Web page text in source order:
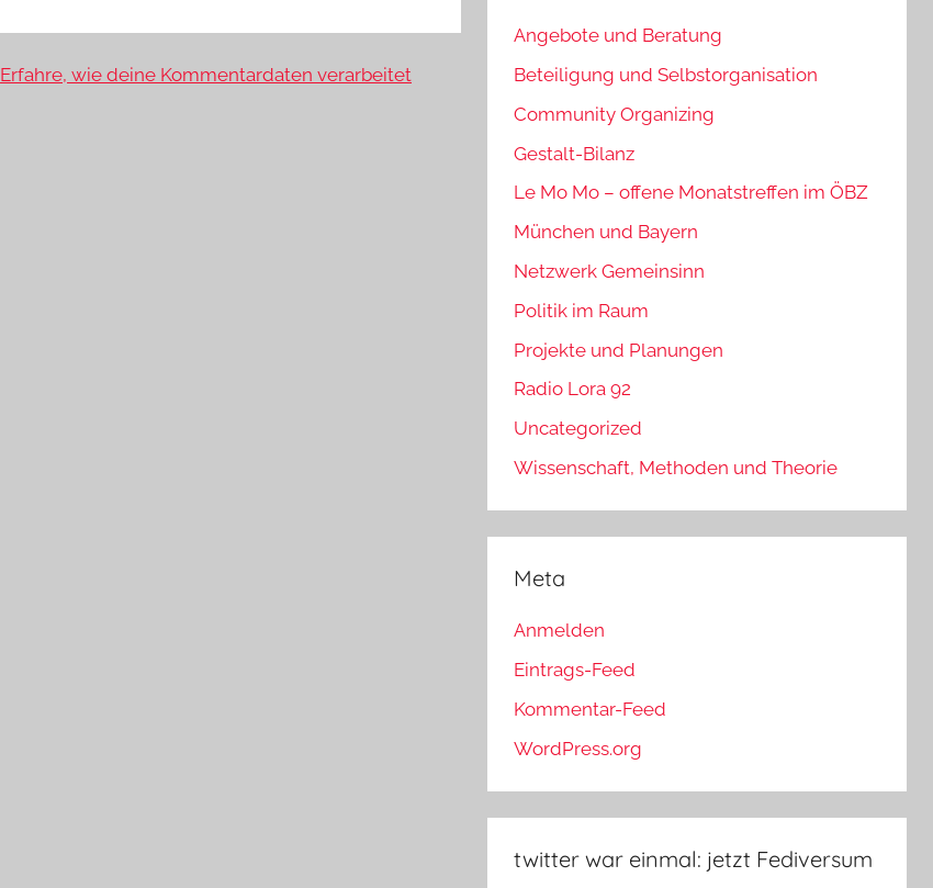
Erfahre, wie deine Kommentardaten verarbeitet
Angebote und Beratung
Beteiligung und Selbstorganisation
Community Organizing
Gestalt-Bilanz
Le Mo Mo – offene Monatstreffen im ÖBZ
München und Bayern
Netzwerk Gemeinsinn
Politik im Raum
Projekte und Planungen
Radio Lora 92
Uncategorized
Wissenschaft, Methoden und Theorie
Meta
Anmelden
Eintrags-Feed
Kommentar-Feed
WordPress.org
twitter war einmal: jetzt Fediversum